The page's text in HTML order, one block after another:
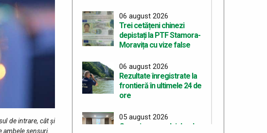
de intrare, cât şi
ambele sensuri.
06 august 2026
Trei cetățeni chinezi
depistați la PTF Stamora-
Moravița cu vize false
06 august 2026
Rezultate înregistrate la
frontieră în ultimele 24 de
ore
05 august 2026
Organizarea celui de-al